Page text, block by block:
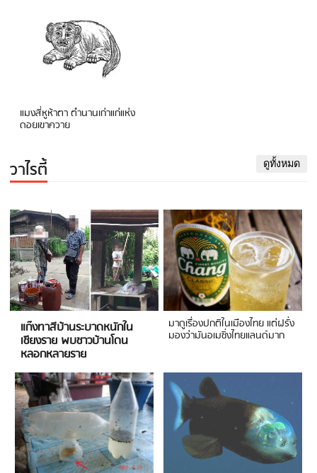
แมงสี่หูห้าตา ตำนานเก่าแก่แห่ง
ดอยเขาควาย
วาไรตี้ ดูทั้งหมด
แก๊งทาสีบ้านระบาดหนักใน
เชียงราย พบชาวบ้านโดน
หลอกหลายราย
มาดูเรื่องปกติในเมืองไทย แต่ฝรั่ง
มองว่ามันอเมซิ่งไทยแลนด์มาก